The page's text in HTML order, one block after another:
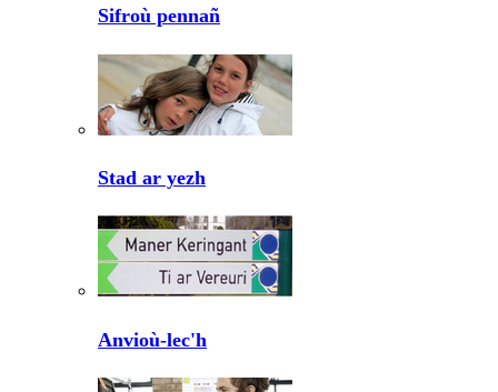
Sifroù pennañ
Stad ar yezh
Anvioù-lec'h